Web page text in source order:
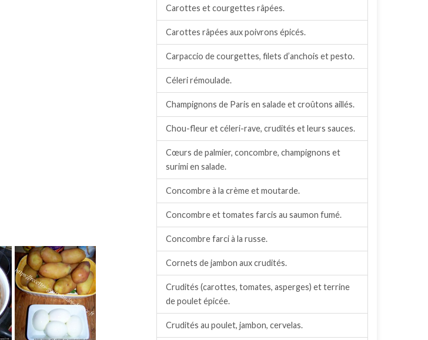
Carottes et courgettes râpées.
Carottes râpées aux poivrons épicés.
Carpaccio de courgettes, filets d’anchois et pesto.
Céleri rémoulade.
Champignons de Paris en salade et croûtons aillés.
Chou-fleur et céleri-rave, crudités et leurs sauces.
Cœurs de palmier, concombre, champignons et
surimi en salade.
Concombre à la crème et moutarde.
Concombre et tomates farcis au saumon fumé.
Concombre farci à la russe.
Cornets de jambon aux crudités.
Crudités (carottes, tomates, asperges) et terrine
de poulet épicée.
Crudités au poulet, jambon, cervelas.